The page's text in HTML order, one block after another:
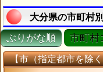
大分県の市町村
ぶりがな順 市町村
【市（指定都市を除